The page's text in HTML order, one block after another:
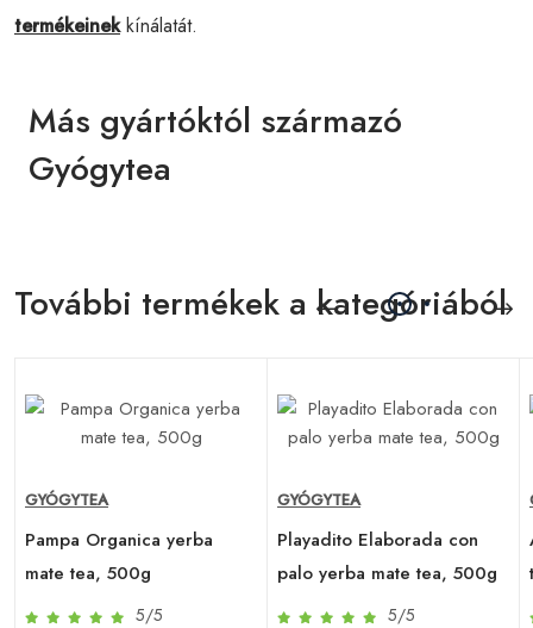
termékeinekkínálatát.
Más gyártóktól származó
Gyógytea
További termékek a kategóriából
GYÓGYTEA
Pampa Organica yerba
mate tea, 500g
5/5
GYÓGYTEA
Playadito Elaborada con
palo yerba mate tea, 500g
5/5